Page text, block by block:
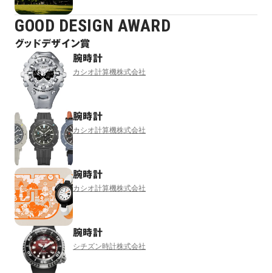
GOOD DESIGN AWARD
グッドデザイン賞
腕時計
カシオ計算機株式会社
腕時計
カシオ計算機株式会社
腕時計
カシオ計算機株式会社
腕時計
シチズン時計株式会社